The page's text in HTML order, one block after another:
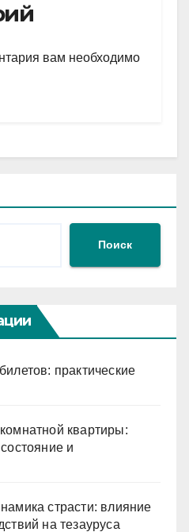
и
вам необходимо
Поиск
практические
квартиры:
и
страсти: влияние
на тезауруса